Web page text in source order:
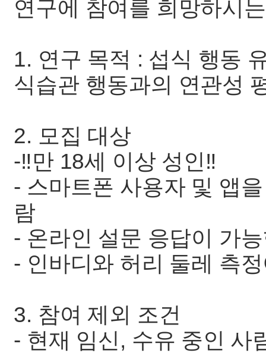
연구에 참여를 희망하시
1. 연구 목적 : 섭식 행동
식습관 행동과의 연관성
2. 모집 대상
-‼️만 18세 이상 성인‼️
- 스마트폰 사용자 및 앱
람
- 온라인 설문 응답이 가
- 인바디와 허리 둘레 측
3. 참여 제외 조건
- 현재 임신, 수유 중인 사